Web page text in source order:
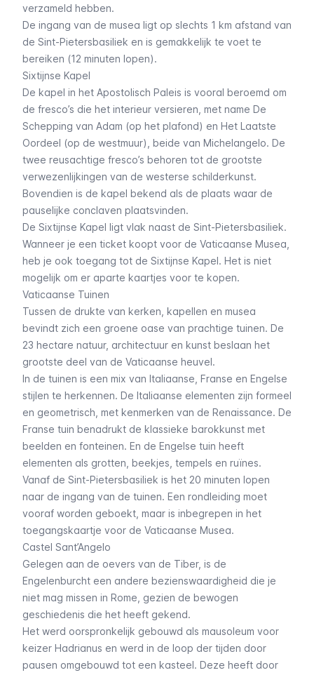
verzameld hebben.
De ingang van de musea ligt op slechts 1 km afstand van
de Sint-Pietersbasiliek en is gemakkelijk te voet te
bereiken (12 minuten lopen).
Sixtijnse Kapel
De kapel in het Apostolisch Paleis is vooral beroemd om
de fresco’s die het interieur versieren, met name De
Schepping van Adam (op het plafond) en Het Laatste
Oordeel (op de westmuur), beide van Michelangelo. De
twee reusachtige fresco’s behoren tot de grootste
verwezenlijkingen van de westerse schilderkunst.
Bovendien is de kapel bekend als de plaats waar de
pauselijke conclaven plaatsvinden.
De Sixtijnse Kapel ligt vlak naast de Sint-Pietersbasiliek.
Wanneer je een ticket koopt voor de Vaticaanse Musea,
heb je ook toegang tot de Sixtijnse Kapel. Het is niet
mogelijk om er aparte kaartjes voor te kopen.
Vaticaanse Tuinen
Tussen de drukte van kerken, kapellen en musea
bevindt zich een groene oase van prachtige tuinen. De
23 hectare natuur, architectuur en kunst beslaan het
grootste deel van de Vaticaanse heuvel.
In de tuinen is een mix van Italiaanse, Franse en Engelse
stijlen te herkennen. De Italiaanse elementen zijn formeel
en geometrisch, met kenmerken van de Renaissance. De
Franse tuin benadrukt de klassieke barokkunst met
beelden en fonteinen. En de Engelse tuin heeft
elementen als grotten, beekjes, tempels en ruïnes.
Vanaf de Sint-Pietersbasiliek is het 20 minuten lopen
naar de ingang van de tuinen. Een rondleiding moet
vooraf worden geboekt, maar is inbegrepen in het
toegangskaartje voor de Vaticaanse Musea.
Castel Sant’Angelo
Gelegen aan de oevers van de Tiber, is de
Engelenburcht een andere bezienswaardigheid die je
niet mag missen in Rome, gezien de bewogen
geschiedenis die het heeft gekend.
Het werd oorspronkelijk gebouwd als mausoleum voor
keizer Hadrianus en werd in de loop der tijden door
pausen omgebouwd tot een kasteel. Deze heeft door